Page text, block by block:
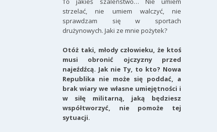
strzelać, nie umiem walczyć, nie
sprawdzam się w sportach
drużynowych. Jaki ze mnie pożytek?
Otóż taki, młody człowieku, że ktoś
musi obronić ojczyzny przed
najeźdźcą. Jak nie Ty, to kto? Nowa
Republika nie może się poddać, a
brak wiary we własne umiejętności i
w siłę militarną, jaką będziesz
współtworzyć, nie pomoże tej
sytuacji.